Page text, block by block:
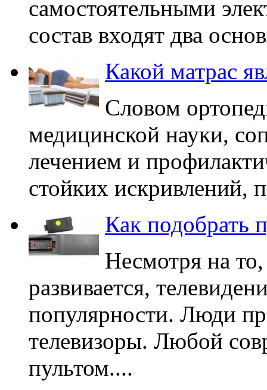
самостоятельными
состав входят два
Какой матрас
Словом
медицинской науки,
лечением и
стойких искривлений,
Как подобрать
Несмотря на
развивается,
популярности. Люди
телевизоры. Любой
пультом....